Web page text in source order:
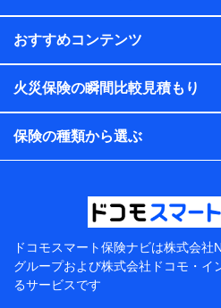
析して、お客さまの趣味・嗜好・
各種セミナーの開催のため
コンサルティングサービスの実
アンケートやキャンペーン等の実
上記に係る案内・手続き・管理等
当該個人データを取り扱う各共
東京都千代田区永田町2丁目11
株式会社NTTドコモ 代表取
おすすめコンテンツ
火災保険の瞬間比較見積もり
保険の種類から選ぶ
ドコモスマート保険ナビは株式会社
グループおよび株式会社ドコモ・イ
るサービスです